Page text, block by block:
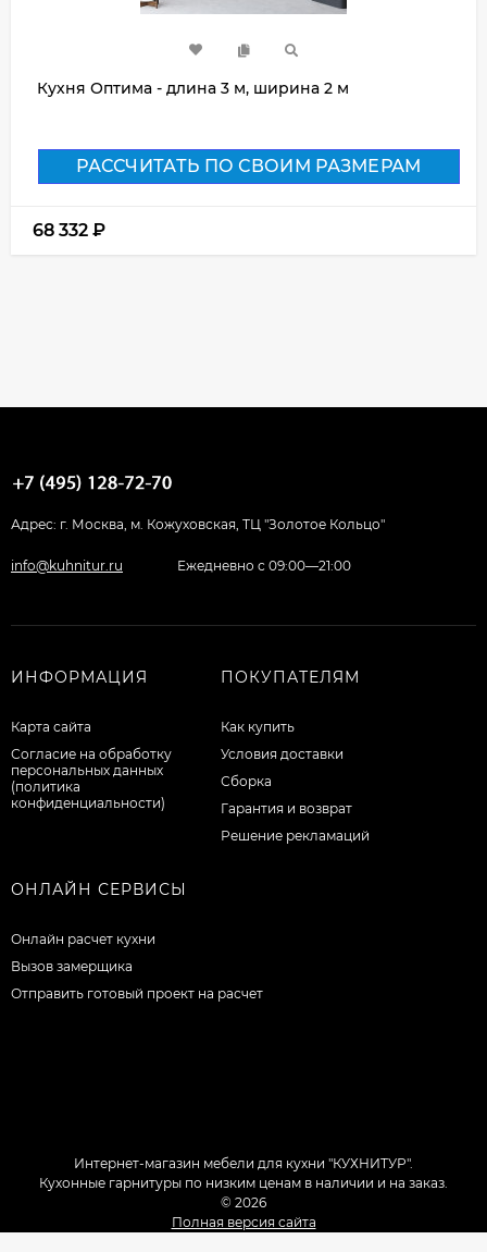
Кухня Оптима - длина 3 м, ширина 2 м
РАССЧИТАТЬ ПО СВОИМ РАЗМЕРАМ
68 332 ₽
Адрес: г. Москва, м. Кожуховская, ТЦ "Золотое Кольцо"
info@kuhnitur.ru Ежедневно с 09:00—21:00
ИНФОРМАЦИЯ
Карта сайта
Согласие на обработку
персональных данных
(политика
конфиденциальности)
ПОКУПАТЕЛЯМ
Как купить
Условия доставки
Сборка
Гарантия и возврат
Решение рекламаций
ОНЛАЙН СЕРВИСЫ
Онлайн расчет кухни
Вызов замерщика
Отправить готовый проект на расчет
Интернет-магазин мебели для кухни "КУХНИТУР".
Кухонные гарнитуры по низким ценам в наличии и на заказ.
© 2026
Полная версия сайта